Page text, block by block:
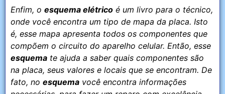
Enfim, o esquema elétrico é um livro para o técnico,
onde você encontra um tipo de mapa da placa. Isto
é, esse mapa apresenta todos os componentes que
compõem o circuito do aparelho celular. Então, esse
esquema te ajuda a saber quais componentes são
na placa, seus valores e locais que se encontram. De
fato, no esquema você encontra informações